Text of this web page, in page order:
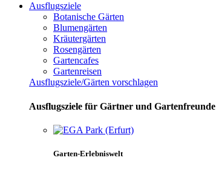
Ausflugsziele
Botanische Gärten
Blumengärten
Kräutergärten
Rosengärten
Gartencafes
Gartenreisen
Ausflugsziele/Gärten vorschlagen
Ausflugsziele für Gärtner und Gartenfreunde
Garten-Erlebniswelt